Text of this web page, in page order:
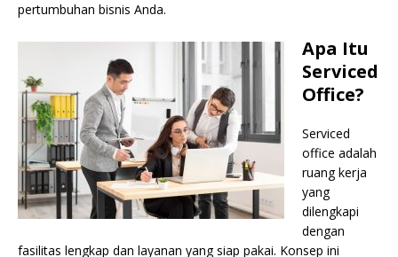
pertumbuhan bisnis Anda.
Apa Itu
Serviced
Office?
Serviced
office adalah
ruang kerja
yang
dilengkapi
dengan
fasilitas lengkap dan layanan yang siap pakai. Konsep ini